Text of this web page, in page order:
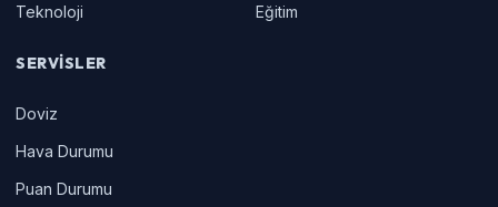
Teknoloji
Eğitim
SERVISLER
Doviz
Hava Durumu
Puan Durumu